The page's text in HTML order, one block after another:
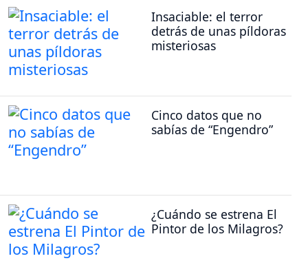
Insaciable: el terror
detrás de unas píldoras
misteriosas
Cinco datos que no
sabías de “Engendro”
¿Cuándo se estrena El
Pintor de los Milagros?